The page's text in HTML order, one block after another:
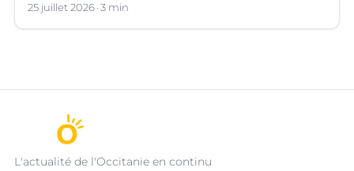
en direct.
25 juillet 2026 3 min
L'actualité de l'Occitanie en continu